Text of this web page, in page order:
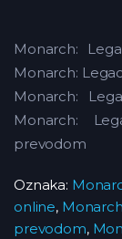
Monarch:
Monarch:
Monarch:
Monarch:
prevodom
Oznaka:
online,
prevodom,